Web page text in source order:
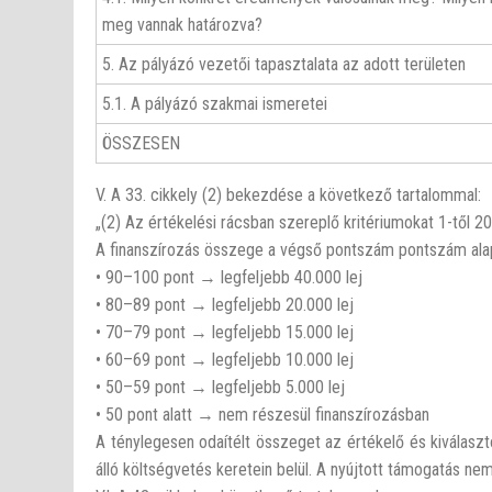
meg vannak határozva?
5. Az pályázó vezetői tapasztalata az adott területen
5.1. A pályázó szakmai ismeretei
ÖSSZESEN
V. A 33. cikkely (2) bekezdése a következő tartalommal:
„(2) Az értékelési rácsban szereplő kritériumokat 1-től
A finanszírozás összege a végső pontszám pontszám
• 90–100 pont → legfeljebb 40.000 lej
• 80–89 pont → legfeljebb 20.000 lej
• 70–79 pont → legfeljebb 15.000 lej
• 60–69 pont → legfeljebb 10.000 lej
• 50–59 pont → legfeljebb 5.000 lej
• 50 pont alatt → nem részesül finanszírozásban
A ténylegesen odaítélt összeget az értékelő és
álló költségvetés keretein belül. A nyújtott támogatás